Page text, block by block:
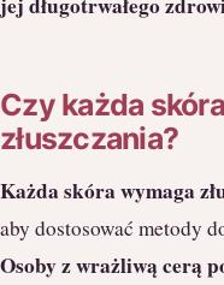
Czy każda
złuszczania?
Każda skóra wymaga
aby dostosować metody
Osoby z wrażliwą cerą